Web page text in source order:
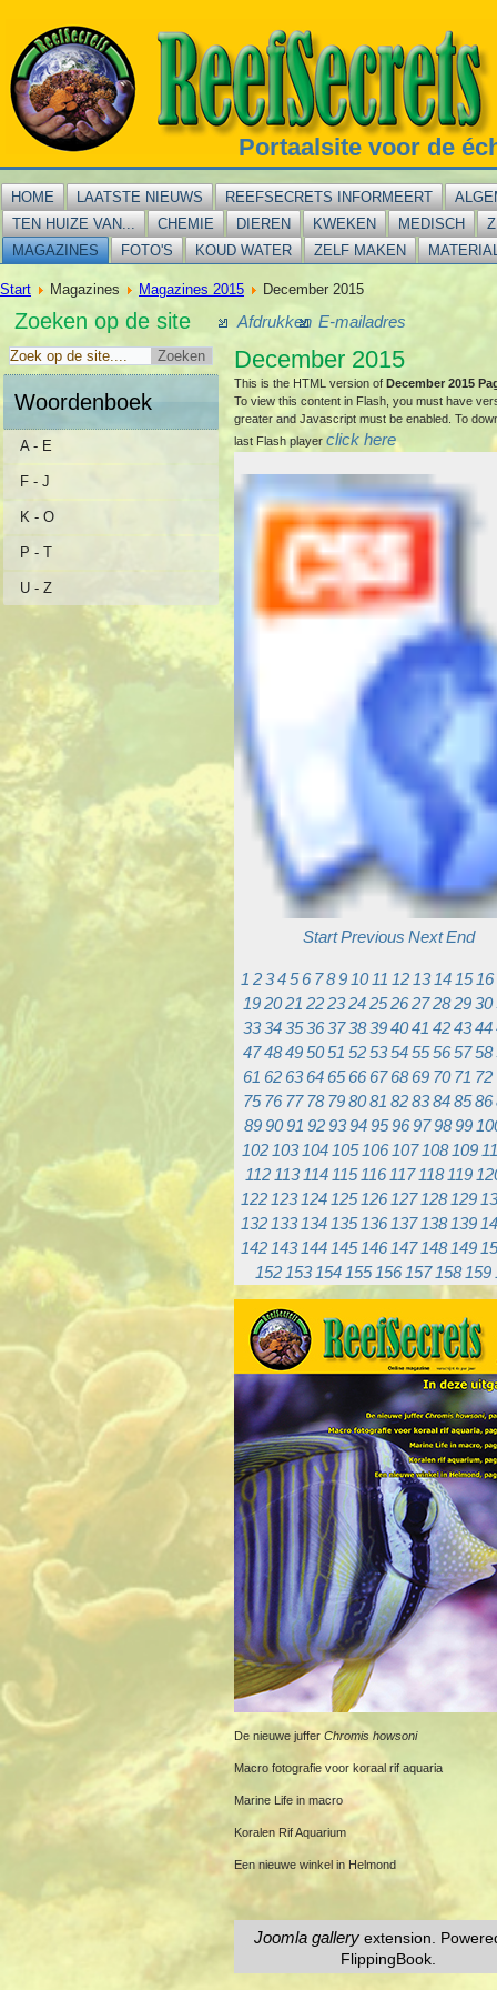
Portaalsite voor de
HOME LAATSTE NIEUWS REEFSECRETS INFORMEERT
TEN HUIZE VAN...
CHEMIE DIEREN KWEKEN MEDISCH
MAGAZINES
FOTO'S KOUD WATER ZELF MAKEN
Start Magazines Magazines 2015 December 2015
Zoeken op de site
Woordenboek
A - E
F - J
K - O
P - T
U - Z
Afdrukken E-mailadres
December 2015
This is the HTML version of December 2015
To view this content in Flash, you must have
greater and Javascript must be enabled. To
last Flash player click here
Start Previous Next End
1 2345 6 789 10 11 12 13 14 15 16
19 20 21 22 23 24 25 26 27 28 29 30
33 34 35 36 37 38 39 40 41 42 43 44
47 48 49 50 51 52 53 54 55 56 57 58
61 62 63 64 65 66 67 68 69 70 71 72
75 76 77 78 79 80 81 82 83 84 85 86
899091 9293949596979899
102 103 104 105 106 107 108 109
112 113 114 115 116 117 118 119
122 123 124 125 126 127 128 129
132 133 134 135 136 137 138 139
142 143 144 145 146 147 148 149
152 153 154 155 156 157 158 159
De nieuwe juffer Chromis howsoni
Macro fotografie voor koraal rif aquaria
Marine Life in macro
Koralen Rif Aquarium
Een nieuwe winkel in Helmond
Joomla galleryextension.
FlippingBook.